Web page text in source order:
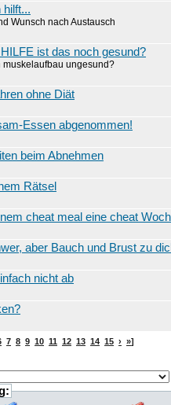
hilft...
Wunsch nach Austausch
ist das noch gesund?
muskelaufbau ungesund?
ohne Diät
Essen abgenommen!
beim Abnehmen
Rätsel
cheat meal eine cheat
aber Bauch und Brust zu
nicht ab
7 8 9 10 11 12 13 14 15 › »]